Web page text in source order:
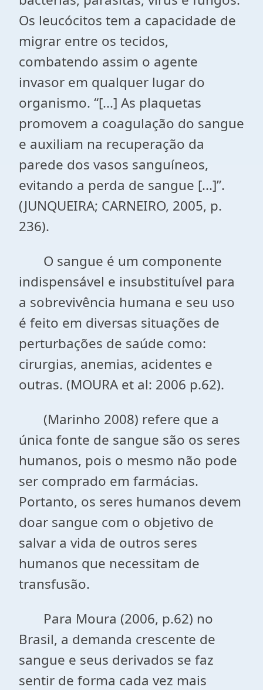
Os leucócitos tem a capacidade de
migrar entre os tecidos,
combatendo assim o agente
invasor em qualquer lugar do
organismo. “[...] As plaquetas
promovem a coagulação do sangue
e auxiliam na recuperação da
parede dos vasos sanguíneos,
evitando a perda de sangue [...]”.
(JUNQUEIRA; CARNEIRO, 2005, p.
236).
O sangue é um componente
indispensável e insubstituível para
a sobrevivência humana e seu uso
é feito em diversas situações de
perturbações de saúde como:
cirurgias, anemias, acidentes e
outras. (MOURA et al: 2006 p.62).
(Marinho 2008) refere que a
única fonte de sangue são os seres
humanos, pois o mesmo não pode
ser comprado em farmácias.
Portanto, os seres humanos devem
doar sangue com o objetivo de
salvar a vida de outros seres
humanos que necessitam de
transfusão.
Para Moura (2006, p.62) no
Brasil, a demanda crescente de
sangue e seus derivados se faz
sentir de forma cada vez mais